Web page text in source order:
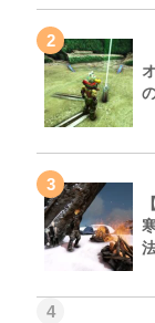
2
3
4